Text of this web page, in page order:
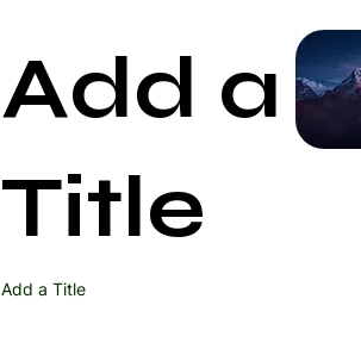
Add a
Title
Add a Title